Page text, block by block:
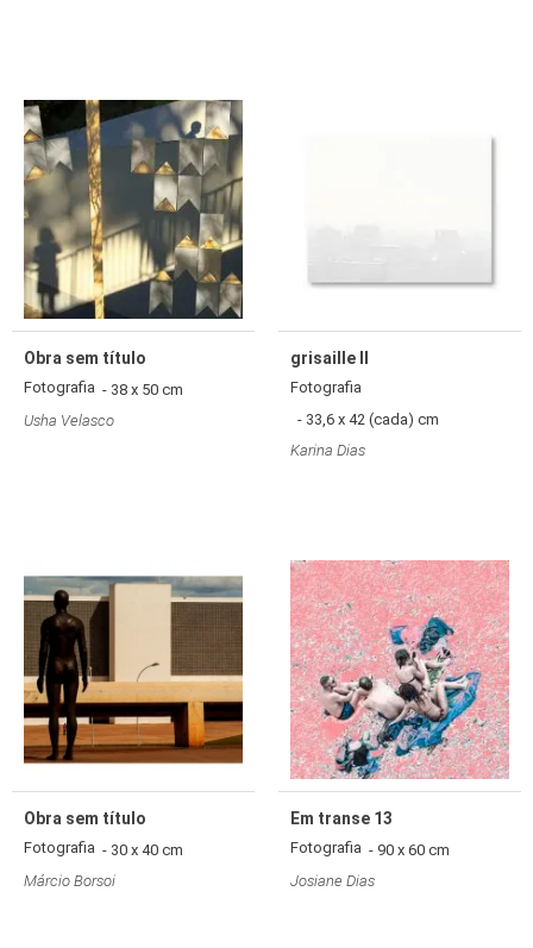
Obra sem título
Fotografia - 38 x 50 cm
Usha Velasco
grisaille II
Fotografia
- 33,6 x 42 (cada) cm
Karina Dias
Obra sem título
Fotografia - 30 x 40 cm
Márcio Borsoi
Em transe 13
Fotografia - 90 x 60 cm
Josiane Dias